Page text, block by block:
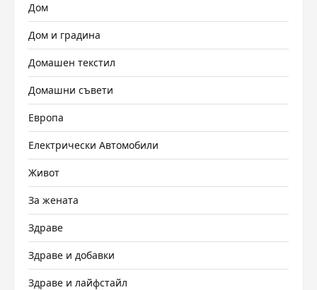
Дом
Дом и градина
Домашен текстил
Домашни съвети
Европа
Електрически Автомобили
Живот
За жената
Здраве
Здраве и добавки
Здраве и лайфстайл